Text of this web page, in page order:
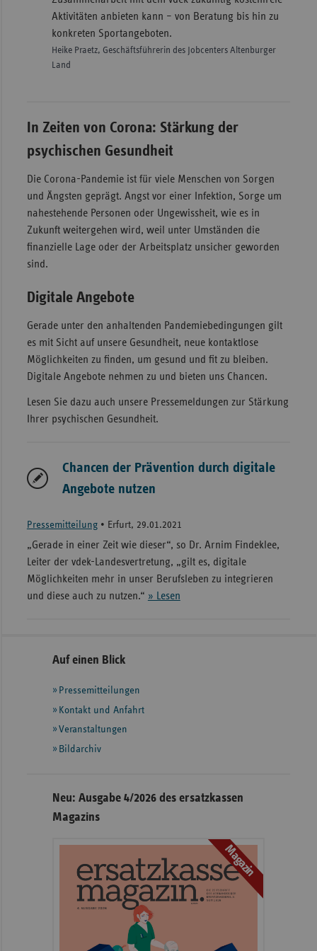
Aktivitäten anbieten kann – von Beratung bis hin zu
konkreten Sportangeboten.
Heike Praetz, Geschäftsführerin des Jobcenters Altenburger
Land
In Zeiten von Corona: Stärkung der
psychischen Gesundheit
Die Corona-Pandemie ist für viele Menschen von Sorgen
und Ängsten geprägt. Angst vor einer Infektion, Sorge um
nahestehende Personen oder Ungewissheit, wie es in
Zukunft weitergehen wird, weil unter Umständen die
finanzielle Lage oder der Arbeitsplatz unsicher geworden
sind.
Digitale Angebote
Gerade unter den anhaltenden Pandemiebedingungen gilt
es mit Sicht auf unsere Gesundheit, neue kontaktlose
Möglichkeiten zu finden, um gesund und fit zu bleiben.
Digitale Angebote nehmen zu und bieten uns Chancen.
Lesen Sie dazu auch unsere Pressemeldungen zur Stärkung
Ihrer psychischen Gesundheit.
Chancen der Prävention durch digitale
Angebote nutzen
Pressemitteilung• Erfurt, 29.01.2021
„Gerade in einer Zeit wie dieser“, so Dr. Arnim Findeklee,
Leiter der vdek-Landesvertretung, „gilt es, digitale
Möglichkeiten mehr in unser Berufsleben zu integrieren
und diese auch zu nutzen.“ » Lesen
Seitennavigation
Seitenleiste
weiteren
Informationen
Auf einen Blick
Pressemitteilungen
Kontakt und Anfahrt
Veranstaltungen
Bildarchiv
Neu: Ausgabe 4/2026 des ersatzkassen
Magazins
Magazin